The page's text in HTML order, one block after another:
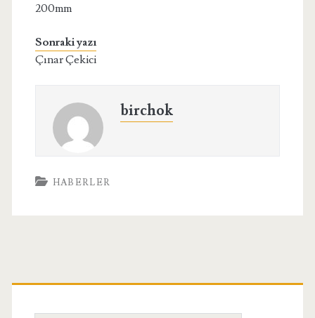
200mm
Sonraki yazı
Çınar Çekici
birchok
HABERLER
Birincil